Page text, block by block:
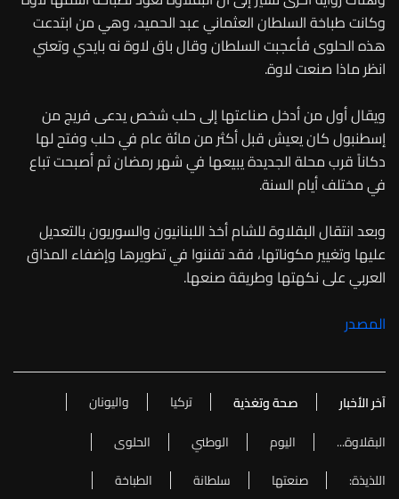
وكانت طباخة السلطان العثماني عبد الحميد، وهي من ابتدعت
هذه الحلوى فأعجبت السلطان وقال باق لاوة نه بايدي وتعني
انظر ماذا صنعت لاوة.
ويقال أول من أدخل صناعتها إلى حلب شخص يدعى فريج من
إسطنبول كان يعيش قبل أكثر من مائة عام في حلب وفتح لها
دكاناً قرب محلة الجديدة يبيعها في شهر رمضان ثم أصبحت تباع
في مختلف أيام السنة.
وبعد انتقال البقلاوة للشام أخذ اللبنانيون والسوريون بالتعديل
عليها وتغيير مكوناتها، فقد تفننوا في تطويرها وإضفاء المذاق
العربي على نكهتها وطريقة صنعها.
المصدر
آخر الأخبار صحة وتغذية تركيا
واليونان
البقلاوة...
اليوم الوطني
الحلوى
اللذيذة:
صنعتها سلطانة الطباخة